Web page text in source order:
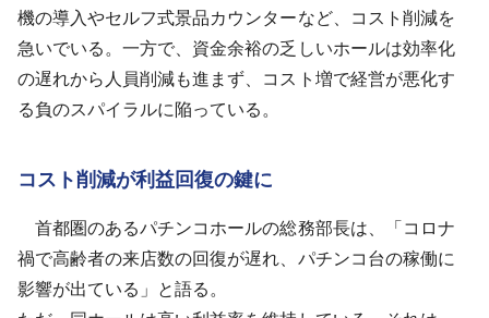
機の導入やセルフ式景品カウンターなど、コスト削減を
急いでいる。一方で、資金余裕の乏しいホールは効率化
の遅れから人員削減も進まず、コスト増で経営が悪化す
る負のスパイラルに陥っている。
コスト削減が利益回復の鍵に
首都圏のあるパチンコホールの総務部長は、「コロナ
禍で高齢者の来店数の回復が遅れ、パチンコ台の稼働に
影響が出ている」と語る。